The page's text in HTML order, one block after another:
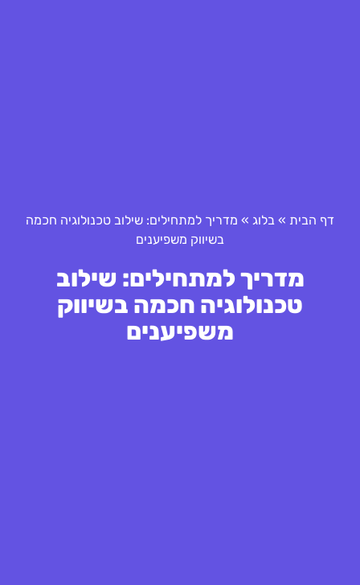
דף הבית » בלוג » מדריך למתחילים: שילוב טכנולוגיה חכמה
בשיווק משפיענים
מדריך למתחילים: שילוב
טכנולוגיה חכמה בשיווק
משפיענים